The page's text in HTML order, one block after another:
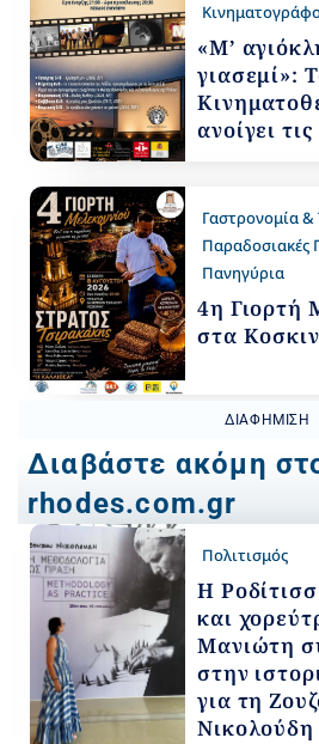
«Μ’
γιασεμί»:
ανοίγει
Γαστρονομία &
Παραδοσιακές
Πανηγύρια
4η Γιορτή
στα
ΔΙΑΦΉΜΙΣΗ
Διαβάστε ακόμη
rhodes.com.gr
Πολιτισμός
Η
και
Μανιώτη
στην
για τη
Νικολούδη